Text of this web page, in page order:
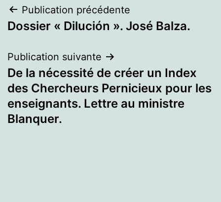
Navigation
de
l’article
Publication précédente
Dossier « Dilución ». José Balza.
Publication suivante
De la nécessité de créer un Index
des Chercheurs Pernicieux pour les
enseignants. Lettre au ministre
Blanquer.